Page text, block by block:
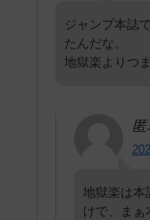
ジャンプ本誌
たんだな。
地獄楽よりつ
匿
地獄楽は本
けで、まぁ